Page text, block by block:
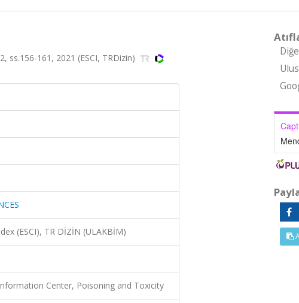
ss.156-161, 2021 (ESCI, TRDizin)
(ESCI), TR DİZİN (ULAKBİM)
Center, Poisoning and Toxicity